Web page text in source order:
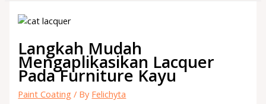
Langkah Mudah
Mengaplikasikan Lacquer
Pada Furniture Kayu
Paint Coating / By Felichyta